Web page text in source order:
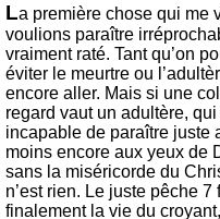
La première chose qui me
voulions paraître
vraiment raté. Tant qu’on
éviter le meurtre ou
encore aller. Mais si une
regard vaut un adultère,
incapable de paraître juste
moins encore aux yeux de
sans la miséricorde du
n’est rien. Le juste pêche
finalement la vie du